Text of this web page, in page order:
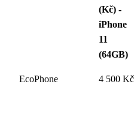
(Kč) -
iPhone
11
(64GB)
EcoPhone 4 500 Kč